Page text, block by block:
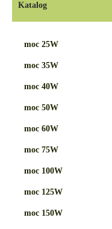
Katalog
moc 25W
moc 35W
moc 40W
moc 50W
moc 60W
moc 75W
moc 100W
moc 125W
moc 150W